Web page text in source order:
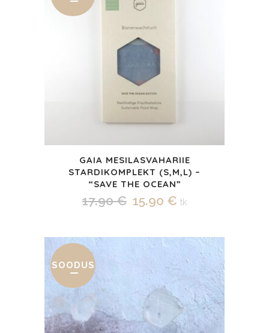
GAIA MESILASVAHARIIE
STARDIKOMPLEKT (S,M,L) –
“SAVE THE OCEAN”
17.90€ Algne
15.90 € Praegune
15.90 €.
tk
SOODUS